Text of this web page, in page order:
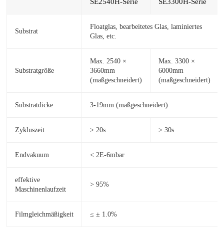
Substrat
Floatglas, bearbeitetes Glas, laminiertes
Glas, etc.
Substratgröße
Max. 2540 ×
3660mm
(maßgeschneidert)
Max. 3300 ×
6000mm
(maßgeschneidert)
Substratdicke 3-19mm (maßgeschneidert)
Zykluszeit > 20s > 30s
Endvakuum < 2E-6mbar
effektive
Maschinenlaufzeit
> 95%
Filmgleichmäßigkeit ≤ ± 1.0%